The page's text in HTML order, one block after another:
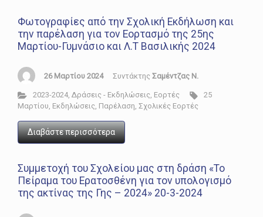
Φωτογραφίες από την Σχολική Εκδήλωση και
την παρέλαση για τον Εορτασμό της 25ης
Μαρτίου-Γυμνάσιο και Λ.Τ Βασιλικής 2024
26 Μαρτίου 2024 Συντάκτης Σαμέντζας Ν.
2023-2024, Δράσεις - Εκδηλώσεις, Εορτές
25
Μαρτίου, Εκδηλώσεις, Παρέλαση, Σχολικές Εορτές
Διαβάστε περισσότερα
Συμμετοχή του Σχολείου μας στη δράση «Το
Πείραμα του Ερατοσθένη για τον υπολογισμό
της ακτίνας της Γης – 2024» 20-3-2024